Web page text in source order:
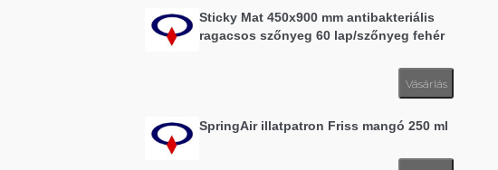
Sticky Mat 450x900 mm antibakteriális
ragacsos szőnyeg 60 lap/szőnyeg fehér
Vásárlás
SpringAir illatpatron Friss mangó 250 ml